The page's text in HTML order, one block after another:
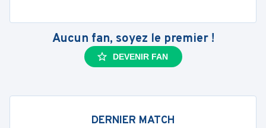
Aucun fan, soyez le premier !
DEVENIR FAN
DERNIER MATCH